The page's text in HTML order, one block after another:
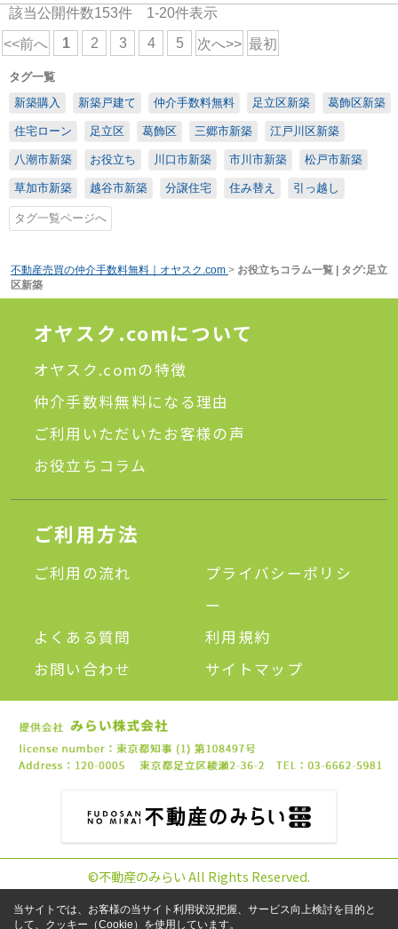
該当公開件数153件 1-20件表示
<<前へ 1 2 3 4 5 次へ>> 最初
タグ一覧
新築購入
新築戸建て 仲介手数料無料 足立区新築 葛飾区新築
住宅ローン 足立区 葛飾区 三郷市新築 江戸川区新築
八潮市新築 お役立ち 川口市新築 市川市新築 松戸市新築
草加市新築 越谷市新築 分譲住宅 住み替え 引っ越し
タグ一覧ページへ
不動産売買の仲介手数料無料｜オヤスク.com > お役立ちコラム一覧 | タグ:足立
区新築
オヤスク.comについて
オヤスク.comの特徴
仲介手数料無料になる理由
ご利用いただいたお客様の声
お役立ちコラム
ご利用方法
ご利用の流れ
プライバシーポリシ
ー
よくある質問
利用規約
お問い合わせ
サイトマップ
©不動産のみらい All Rights Reserved.
当サイトでは、お客様の当サイト利用状況把握、サービス向上検討を目的と
して、クッキー（Cookie）を使用しています。